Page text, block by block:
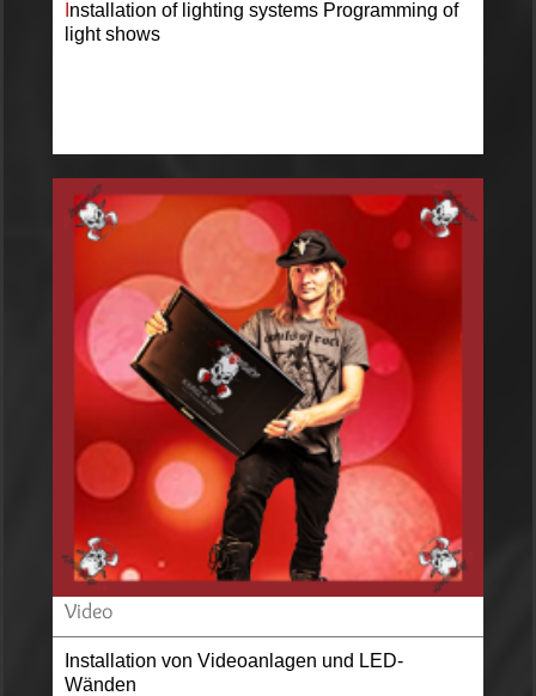
nstallation of lighting systems Programming of
light shows
Video
Installation von Videoanlagen und LED-
Wänden